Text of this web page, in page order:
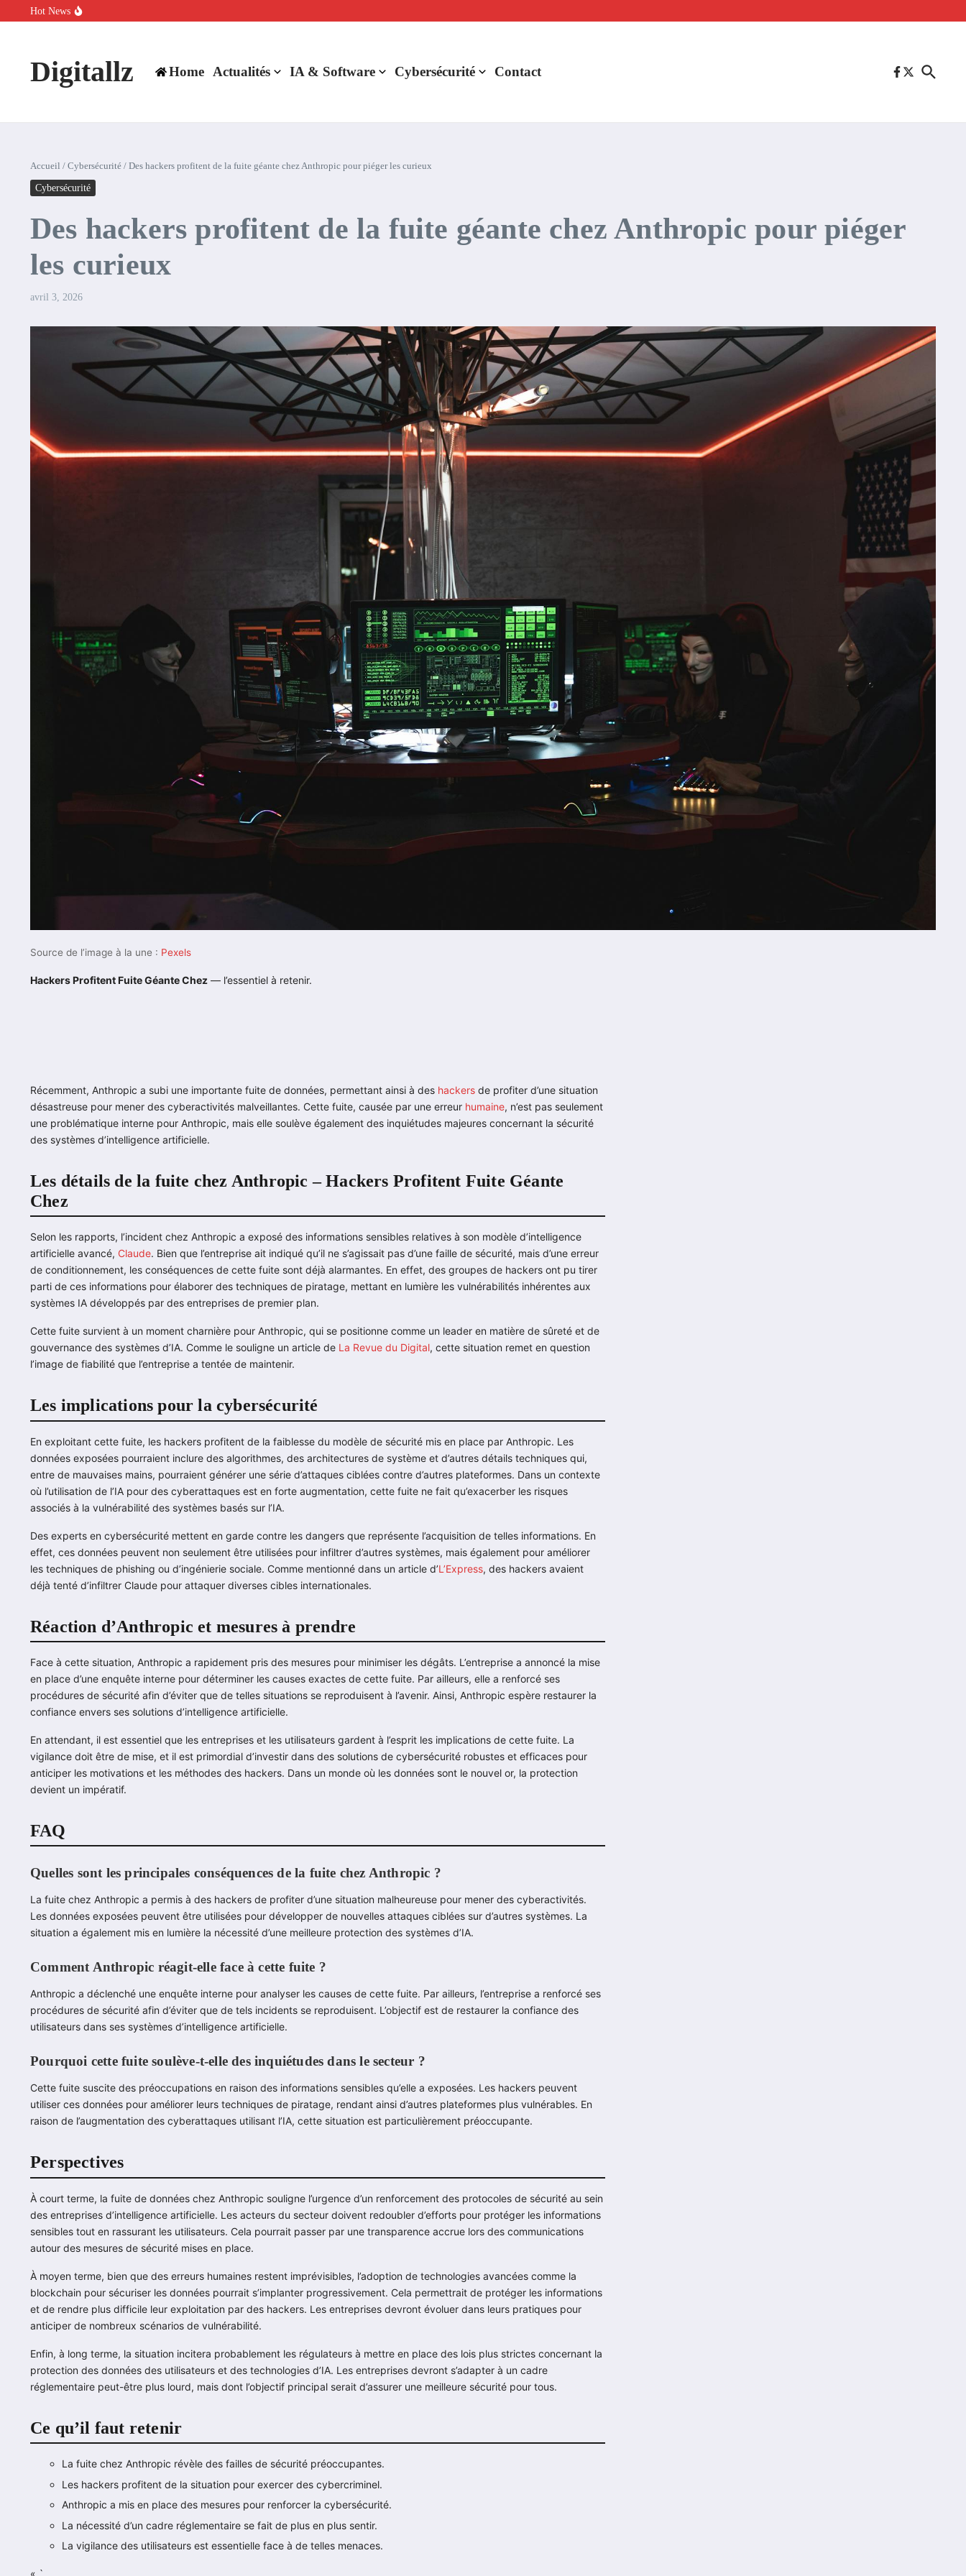
Aller au contenu
Hot News
Comment l’IA simplifie la data de caisse pour la transformer en levier de rentabilité ?
Digitallz Home Actualités IA & Software Cybersécurité Contact
Accueil / Cybersécurité / Des hackers profitent de la fuite géante chez Anthropic pour piéger les curieux
Cybersécurité
Des hackers profitent de la fuite géante chez Anthropic pour piéger
les curieux
avril 3, 2026
Source de l’image à la une : Pexels
Hackers Profitent Fuite Géante Chez — l’essentiel à retenir.
Récemment, Anthropic a subi une importante fuite de données, permettant ainsi à des hackers de profiter d’une situation
désastreuse pour mener des cyberactivités malveillantes. Cette fuite, causée par une erreur humaine, n’est pas seulement
une problématique interne pour Anthropic, mais elle soulève également des inquiétudes majeures concernant la sécurité
des systèmes d’intelligence artificielle.
Les détails de la fuite chez Anthropic – Hackers Profitent Fuite Géante
Chez
Selon les rapports, l’incident chez Anthropic a exposé des informations sensibles relatives à son modèle d’intelligence
artificielle avancé, Claude. Bien que l’entreprise ait indiqué qu’il ne s’agissait pas d’une faille de sécurité, mais d’une erreur
de conditionnement, les conséquences de cette fuite sont déjà alarmantes. En effet, des groupes de hackers ont pu tirer
parti de ces informations pour élaborer des techniques de piratage, mettant en lumière les vulnérabilités inhérentes aux
systèmes IA développés par des entreprises de premier plan.
Cette fuite survient à un moment charnière pour Anthropic, qui se positionne comme un leader en matière de sûreté et de
gouvernance des systèmes d’IA. Comme le souligne un article de La Revue du Digital, cette situation remet en question
l’image de fiabilité que l’entreprise a tentée de maintenir.
Les implications pour la cybersécurité
En exploitant cette fuite, les hackers profitent de la faiblesse du modèle de sécurité mis en place par Anthropic. Les
données exposées pourraient inclure des algorithmes, des architectures de système et d’autres détails techniques qui,
entre de mauvaises mains, pourraient générer une série d’attaques ciblées contre d’autres plateformes. Dans un contexte
où l’utilisation de l’IA pour des cyberattaques est en forte augmentation, cette fuite ne fait qu’exacerber les risques
associés à la vulnérabilité des systèmes basés sur l’IA.
Des experts en cybersécurité mettent en garde contre les dangers que représente l’acquisition de telles informations. En
effet, ces données peuvent non seulement être utilisées pour infiltrer d’autres systèmes, mais également pour améliorer
les techniques de phishing ou d’ingénierie sociale. Comme mentionné dans un article d’L’Express, des hackers avaient
déjà tenté d’infiltrer Claude pour attaquer diverses cibles internationales.
Réaction d’Anthropic et mesures à prendre
Face à cette situation, Anthropic a rapidement pris des mesures pour minimiser les dégâts. L’entreprise a annoncé la mise
en place d’une enquête interne pour déterminer les causes exactes de cette fuite. Par ailleurs, elle a renforcé ses
procédures de sécurité afin d’éviter que de telles situations se reproduisent à l’avenir. Ainsi, Anthropic espère restaurer la
confiance envers ses solutions d’intelligence artificielle.
En attendant, il est essentiel que les entreprises et les utilisateurs gardent à l’esprit les implications de cette fuite. La
vigilance doit être de mise, et il est primordial d’investir dans des solutions de cybersécurité robustes et efficaces pour
anticiper les motivations et les méthodes des hackers. Dans un monde où les données sont le nouvel or, la protection
devient un impératif.
FAQ
Quelles sont les principales conséquences de la fuite chez Anthropic ?
La fuite chez Anthropic a permis à des hackers de profiter d’une situation malheureuse pour mener des cyberactivités.
Les données exposées peuvent être utilisées pour développer de nouvelles attaques ciblées sur d’autres systèmes. La
situation a également mis en lumière la nécessité d’une meilleure protection des systèmes d’IA.
Comment Anthropic réagit-elle face à cette fuite ?
Anthropic a déclenché une enquête interne pour analyser les causes de cette fuite. Par ailleurs, l’entreprise a renforcé ses
procédures de sécurité afin d’éviter que de tels incidents se reproduisent. L’objectif est de restaurer la confiance des
utilisateurs dans ses systèmes d’intelligence artificielle.
Pourquoi cette fuite soulève-t-elle des inquiétudes dans le secteur ?
Cette fuite suscite des préoccupations en raison des informations sensibles qu’elle a exposées. Les hackers peuvent
utiliser ces données pour améliorer leurs techniques de piratage, rendant ainsi d’autres plateformes plus vulnérables. En
raison de l’augmentation des cyberattaques utilisant l’IA, cette situation est particulièrement préoccupante.
Perspectives
À court terme, la fuite de données chez Anthropic souligne l’urgence d’un renforcement des protocoles de sécurité au sein
des entreprises d’intelligence artificielle. Les acteurs du secteur doivent redoubler d’efforts pour protéger les informations
sensibles tout en rassurant les utilisateurs. Cela pourrait passer par une transparence accrue lors des communications
autour des mesures de sécurité mises en place.
À moyen terme, bien que des erreurs humaines restent imprévisibles, l’adoption de technologies avancées comme la
blockchain pour sécuriser les données pourrait s’implanter progressivement. Cela permettrait de protéger les informations
et de rendre plus difficile leur exploitation par des hackers. Les entreprises devront évoluer dans leurs pratiques pour
anticiper de nombreux scénarios de vulnérabilité.
Enfin, à long terme, la situation incitera probablement les régulateurs à mettre en place des lois plus strictes concernant la
protection des données des utilisateurs et des technologies d’IA. Les entreprises devront s’adapter à un cadre
réglementaire peut-être plus lourd, mais dont l’objectif principal serait d’assurer une meilleure sécurité pour tous.
Ce qu’il faut retenir
La fuite chez Anthropic révèle des failles de sécurité préoccupantes.
Les hackers profitent de la situation pour exercer des cybercriminel.
Anthropic a mis en place des mesures pour renforcer la cybersécurité.
La nécessité d’un cadre réglementaire se fait de plus en plus sentir.
La vigilance des utilisateurs est essentielle face à de telles menaces.